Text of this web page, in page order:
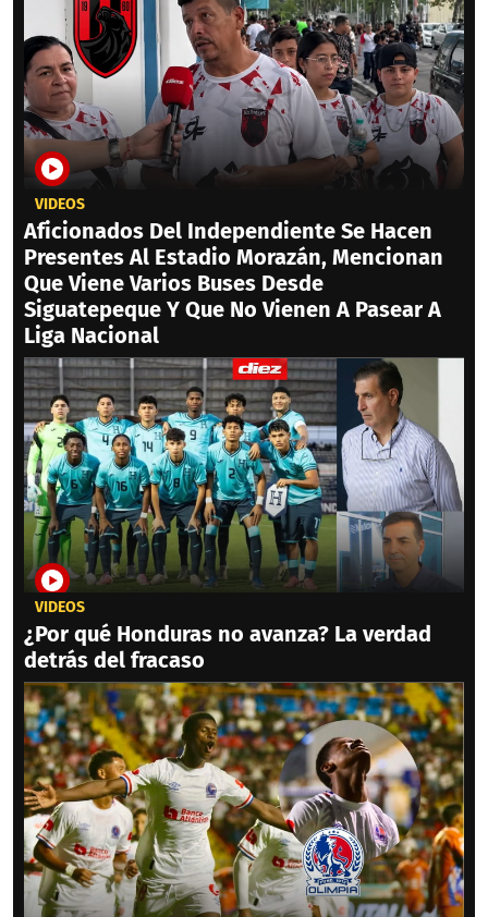
VIDEOS
Aficionados Del Independiente Se Hacen
Presentes Al Estadio Morazán, Mencionan
Que Viene Varios Buses Desde
Siguatepeque Y Que No Vienen A Pasear A
Liga Nacional
VIDEOS
¿Por qué Honduras no avanza? La verdad
detrás del fracaso